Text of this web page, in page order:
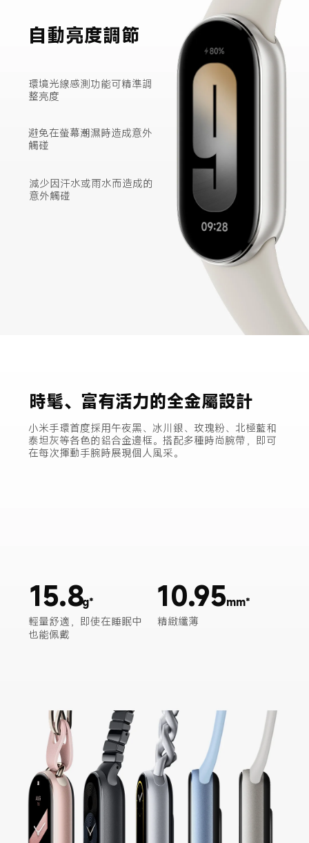
自動亮度調節
環境光線感測功能可精準調
整亮度
避免在螢幕潮濕時造成意外
觸碰
減少因汗水或雨水而造成的
意外觸碰
時髦、富有活力的全金屬設計
小米手環首度採用午夜黑、冰川銀、玫瑰粉、北極藍和
泰坦灰等各色的鋁合金邊框。搭配多種時尚腕帶，即可
在每次揮動手腕時展現個人風采。
15.8g*
輕量舒適，即使在睡眠中
也能佩戴
10.95mm*
精緻纖薄